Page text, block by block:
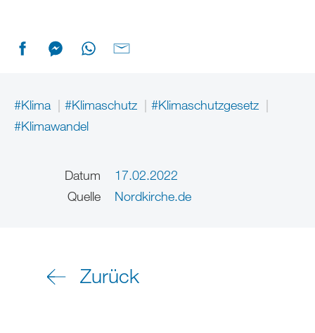
#Klima #Klimaschutz
#Klimaschutzgesetz
#Klimawandel
Datum
17.02.2022
Quelle
Nordkirche.de
Zurück